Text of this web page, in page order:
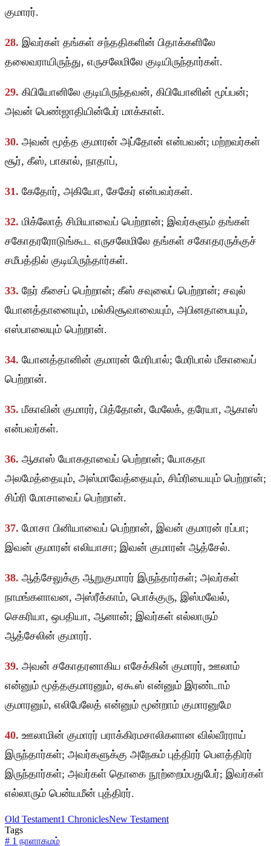
குமாரர்.
28. இவர்கள் தங்கள் சந்ததிகளின் பிதாக்களிலே
தலைவராயிருந்து, எருசலேமிலே குடியிருந்தார்கள்.
29. கிபியோனிலே குடியிருந்தவன், கிபியோனின் மூப்பன்;
அவன் பெண்ஜாதியின்பேர் மாக்காள்.
30. அவன் மூத்த குமாரன் அப்தோன் என்பவன்; மற்றவர்கள்
சூர், கீஸ், பாகால், நாதாப்,
31. கேதோர், அகியோ, சேகேர் என்பவர்கள்.
32. மிக்லோத் சிமியாவைப் பெற்றான்; இவர்களும் தங்கள்
சகோதரரோடுங்கூட எருசலேமிலே தங்கள் சகோதரருக்குச்
சமீபத்தில் குடியிருந்தார்கள்.
33. நேர் கீசைப் பெற்றான்; கீஸ் சவுலைப் பெற்றான்; சவுல்
யோனத்தானையும், மல்கிசூவாவையும், அபினதாபையும்,
எஸ்பாலையும் பெற்றான்.
34. யோனத்தானின் குமாரன் மேரிபால்; மேரிபால் மீகாவைப்
பெற்றான்.
35. மீகாவின் குமாரர், பித்தோன், மேலேக், தரேயா, ஆகாஸ்
என்பவர்கள்.
36. ஆகாஸ் யோகதாவைப் பெற்றான்; யோகதா
அலமேத்தையும், அஸ்மாவேத்தையும், சிம்ரியையும் பெற்றான்;
சிம்ரி மோசாவைப் பெற்றான்.
37. மோசா பினியாவைப் பெற்றான், இவன் குமாரன் ரப்பா;
இவன் குமாரன் எலியாசா; இவன் குமாரன் ஆத்சேல்.
38. ஆத்சேலுக்கு ஆறுகுமாரர் இருந்தார்கள்; அவர்கள்
நாமங்களாவன, அஸ்ரீக்காம், பொக்குரு, இஸ்மவேல்,
செகரியா, ஒபதியா, ஆனான்; இவர்கள் எல்லாரும்
ஆத்சேலின் குமாரர்.
39. அவன் சகோதரனாகிய எசேக்கின் குமாரர், ஊலாம்
என்னும் மூத்தகுமாரனும், ஏகூஸ் என்னும் இரண்டாம்
குமாரனும், எலிபேலேத் என்னும் மூன்றாம் குமாரனுமே
40. ஊலாமின் குமாரர் பராக்கிரமசாலிகளான வில்வீரராய்
இருந்தார்கள்; அவர்களுக்கு அநேகம் புத்திரர் பெளத்திரர்
இருந்தார்கள்; அவர்கள் தொகை நூற்றைம்பதுபேர்; இவர்கள்
எல்லாரும் பென்யமீன் புத்திரர்.
Old Testament1 ChroniclesNew Testament
Tags
# 1 நாளாகமம்